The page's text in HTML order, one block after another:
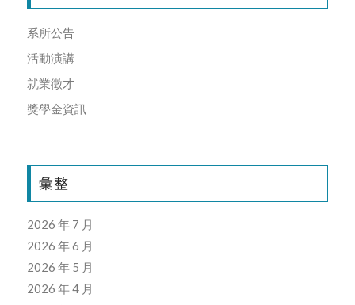
系所公告
活動演講
就業徵才
獎學金資訊
彙整
2026 年 7 月
2026 年 6 月
2026 年 5 月
2026 年 4 月